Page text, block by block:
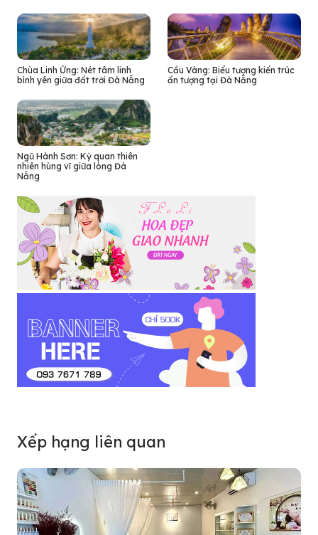
Chùa Linh Ứng: Nét tâm linh
bình yên giữa đất trời Đà Nẵng
Cầu Vàng: Biểu tượng kiến trúc
ấn tượng tại Đà Nẵng
Ngũ Hành Sơn: Kỳ quan thiên
nhiên hùng vĩ giữa lòng Đà
Nẵng
Xếp hạng liên quan